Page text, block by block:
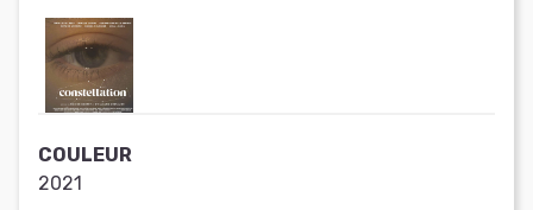
COULEUR
2021